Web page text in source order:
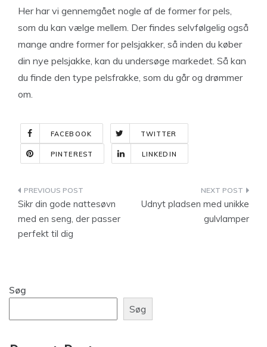
Her har vi gennemgået nogle af de former for pels,
som du kan vælge mellem. Der findes selvfølgelig også
mange andre former for pelsjakker, så inden du køber
din nye pelsjakke, kan du undersøge markedet. Så kan
du finde den type pelsfrakke, som du går og drømmer
om.
FACEBOOK TWITTER
PINTEREST LINKEDIN
Indlægsnavigation
Sikr din gode nattesøvn
med en seng, der passer
perfekt til dig
Udnyt pladsen med unikke
gulvlamper
Søg
Søg